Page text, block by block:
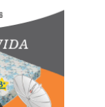
(152)
(72)
(7680)